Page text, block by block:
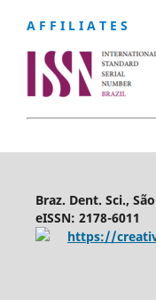
A F F I L I A T E S
Braz. Dent. Sci.,
eISSN: 2178-6011
https://